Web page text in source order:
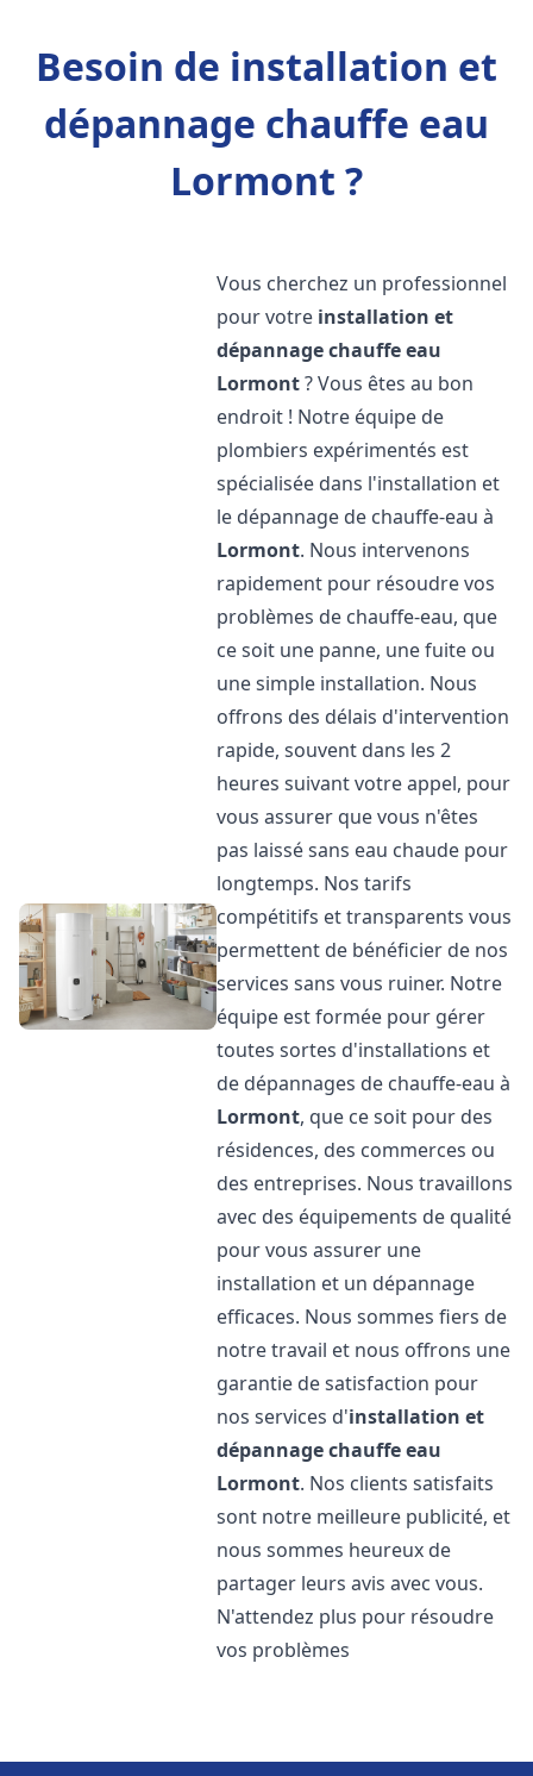
Besoin de installation et
dépannage chauffe eau
Lormont ?
Vous cherchez un professionnel
pour votre installation et
dépannage chauffe eau
Lormont? Vous êtes au bon
endroit ! Notre équipe de
plombiers expérimentés est
spécialisée dans l'installation et
le dépannage de chauffe-eau à
Lormont. Nous intervenons
rapidement pour résoudre vos
problèmes de chauffe-eau, que
ce soit une panne, une fuite ou
une simple installation. Nous
offrons des délais d'intervention
rapide, souvent dans les 2
heures suivant votre appel, pour
vous assurer que vous n'êtes
pas laissé sans eau chaude pour
longtemps. Nos tarifs
compétitifs et transparents vous
permettent de bénéficier de nos
services sans vous ruiner. Notre
équipe est formée pour gérer
toutes sortes d'installations et
de dépannages de chauffe-eau à
Lormont, que ce soit pour des
résidences, des commerces ou
des entreprises. Nous travaillons
avec des équipements de qualité
pour vous assurer une
installation et un dépannage
efficaces. Nous sommes fiers de
notre travail et nous offrons une
garantie de satisfaction pour
nos services d'installation et
dépannage chauffe eau
Lormont. Nos clients satisfaits
sont notre meilleure publicité, et
nous sommes heureux de
partager leurs avis avec vous.
N'attendez plus pour résoudre
vos problèmes